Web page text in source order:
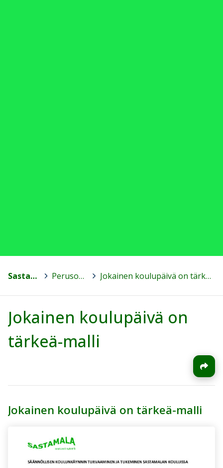
Sastamala > Perusopetus > Jokainen koulupäivä on tärkeä-malli
Jokainen koulupäivä on
tärkeä-malli
Jokainen koulupäivä on tärkeä-malli